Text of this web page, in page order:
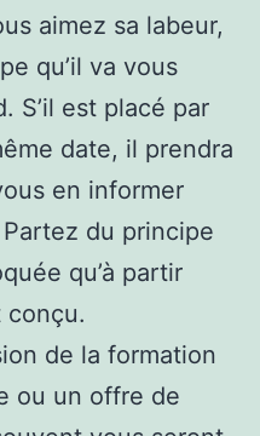
aimez sa labeur,
qu’il va vous
S’il est placé par
date, il prendra
en informer
Partez du principe
qu’à partir
conçu.
de la formation
ou un offre de